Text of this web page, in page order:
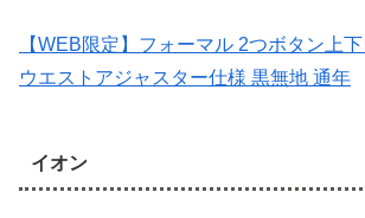
【WEB限定】フォーマル 2つボタン上
ウエストアジャスター仕様 黒無地 通年
イオン